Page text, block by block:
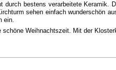
durch bestens verarbeitete Keramik.
sehen einfach wunderschön
ein.
schöne Weihnachtszeit. Mit der